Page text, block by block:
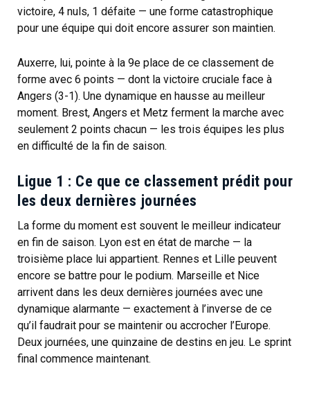
victoire, 4 nuls, 1 défaite — une forme catastrophique
pour une équipe qui doit encore assurer son maintien.
Auxerre, lui, pointe à la 9e place de ce classement de
forme avec 6 points — dont la victoire cruciale face à
Angers (3-1). Une dynamique en hausse au meilleur
moment. Brest, Angers et Metz ferment la marche avec
seulement 2 points chacun — les trois équipes les plus
en difficulté de la fin de saison.
Ligue 1 : Ce que ce classement prédit pour
les deux dernières journées
La forme du moment est souvent le meilleur indicateur
en fin de saison. Lyon est en état de marche — la
troisième place lui appartient. Rennes et Lille peuvent
encore se battre pour le podium. Marseille et Nice
arrivent dans les deux dernières journées avec une
dynamique alarmante — exactement à l’inverse de ce
qu’il faudrait pour se maintenir ou accrocher l’Europe.
Deux journées, une quinzaine de destins en jeu. Le sprint
final commence maintenant.